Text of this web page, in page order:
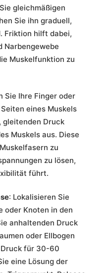
gleichmäßigen
Sie ihn graduell,
Friktion hilft dabei,
Narbengewebe
Muskelfunktion zu
Sie Ihre Finger oder
eines Muskels
gleitenden Druck
Muskels aus. Diese
zu
zu lösen,
führt.
: Lokalisieren Sie
oder Knoten in den
anhaltenden Druck
oder Ellbogen
für 30-60
eine Lösung der